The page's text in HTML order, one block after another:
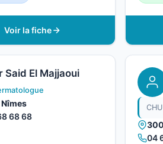
Voir la fiche
Said El Majjaoui
68 68
04